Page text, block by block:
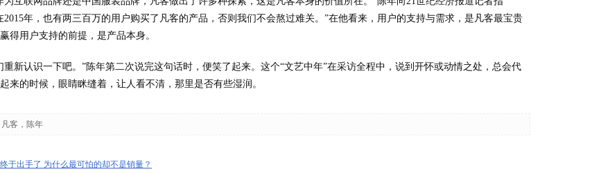
2015年，也有两三百万的用户购买了凡客的产品，否则我们不会熬过难关。”在他看来，用户的支持与需求，是凡客最宝贵
得用户支持的前提，是产品本身。
重新认识一下吧。”陈年第二次说完这句话时，便笑了起来。这个“文艺中年”在采访全程中，说到开怀或动情之处，总会代
来的时候，眼睛眯缝着，让人看不清，那里是否有些湿润。
凡客，陈年
于出手了 为什么最可怕的却不是销量？